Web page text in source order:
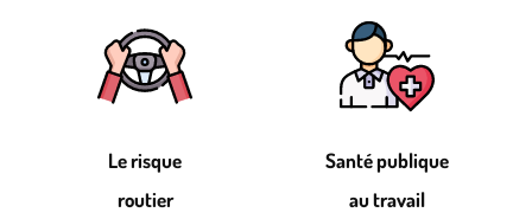
Le risque
routier
Santé publique
au travail